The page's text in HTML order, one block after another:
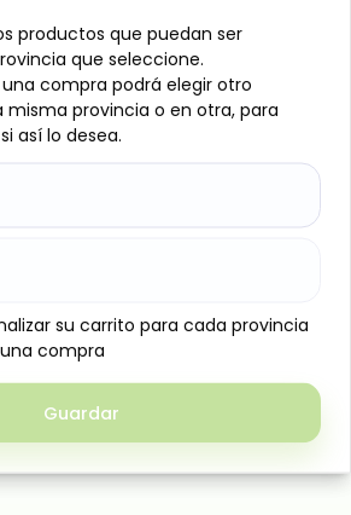
+
40 g. Fácil y rápida de
perfecta para disfrutar
de frutas, crema o yogur. Una
niños y adultos.
productos que puedan ser
que seleccione.
compra podrá elegir otro
misma provincia o en otra, para
así lo desea.
su carrito para cada provincia
compra
Guardar
productos que puedan ser
que seleccione.
compra podrá elegir otro
misma provincia o en otra, para
así lo desea.
su carrito para cada provincia
compra
Guardar